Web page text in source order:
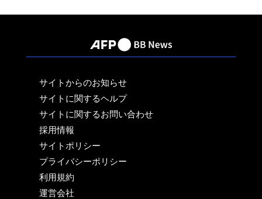
サイトからのお知らせ
サイトに関するヘルプ
サイトに関するお問い合わせ
採用情報
サイトポリシー
プライバシーポリシー
利用規約
運営会社